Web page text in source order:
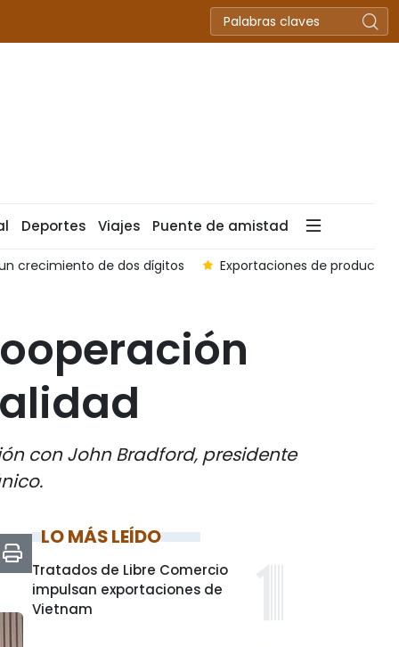
Deportes Viajes Puente de amistad
crecimiento de dos dígitos Exportaciones de
con John Bradford, presidente
LO MÁS LEÍDO
Tratados de Libre Comercio
impulsan exportaciones de
Vietnam